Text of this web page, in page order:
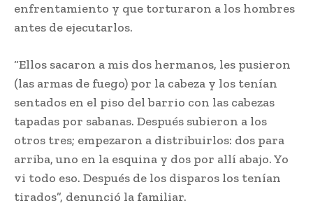
enfrentamiento y que torturaron a los hombres
antes de ejecutarlos.
“Ellos sacaron a mis dos hermanos, les pusieron
(las armas de fuego) por la cabeza y los tenían
sentados en el piso del barrio con las cabezas
tapadas por sabanas. Después subieron a los
otros tres; empezaron a distribuirlos: dos para
arriba, uno en la esquina y dos por allí abajo. Yo
vi todo eso. Después de los disparos los tenían
tirados”, denunció la familiar.